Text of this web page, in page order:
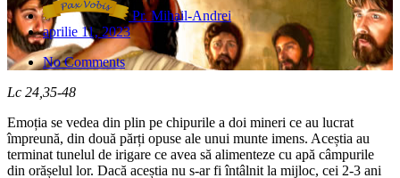
Pr. Mihail-Andrei
aprilie 11, 2023
No Comments
Lc 24,35-48
Emoția se vedea din plin pe chipurile a doi mineri ce au lucrat
împreună, din două părți opuse ale unui munte imens. Aceștia au
terminat tunelul de irigare ce avea să alimenteze cu apă câmpurile
din orășelul lor. Dacă aceștia nu s-ar fi întâlnit la mijloc, cei 2-3 ani